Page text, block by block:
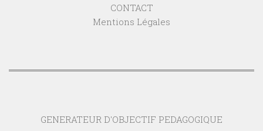
CONTACT
Mentions Légales
GENERATEUR D'OBJECTIF PEDAGOGIQUE